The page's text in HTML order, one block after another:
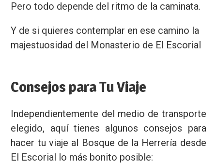
Pero todo depende del ritmo de la caminata.
Y de si quieres contemplar en ese camino la
majestuosidad del Monasterio de El Escorial
Consejos para Tu Viaje
Independientemente del medio de transporte
elegido, aquí tienes algunos consejos para
hacer tu viaje al Bosque de la Herrería desde
El Escorial lo más bonito posible: